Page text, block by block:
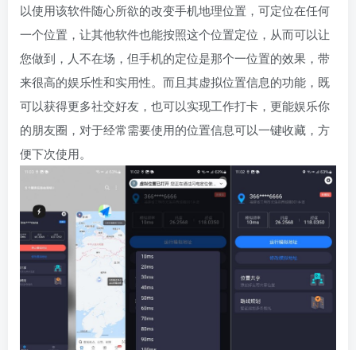
以使用该软件随心所欲的改变手机地理位置，可定位在任何
一个位置，让其他软件也能按照这个位置定位，从而可以让
您做到，人不在场，但手机的定位是那个一位置的效果，带
来很高的娱乐性和实用性。而且其虚拟位置信息的功能，既
可以获得更多社交好友，也可以实现工作打卡，更能娱乐你
的朋友圈，对于经常需要使用的位置信息可以一键收藏，方
便下次使用。